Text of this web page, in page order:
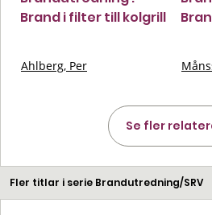
Brand i filter till kolgrill
Ahlberg, Per
Se fler
Fler titlar i serie Brandutredning/SRV